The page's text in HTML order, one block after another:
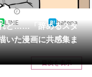
ど……「辞めるスタ
いた漫画に共感集ま
LINE hatena
目次を表示